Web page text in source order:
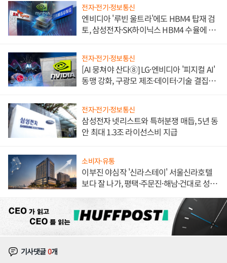
전자·전기·정보통신
엔비디아 '루빈 울트라'에도 HBM4 탑재 검
토, 삼성전자·SK하이닉스 HBM4 수율에 주
전자·전기·정보통신
[AI 뭉쳐야 산다⑧] LG·엔비디아 '피지컬 AI'
동맹 강화, 구광모 제조·데이터·기술 결집
전자·전기·정보통신
삼성전자 넷리스트와 특허분쟁 매듭, 5년 동
안 최대 1.3조 라이선스비 지급
소비자·유통
이부진 야심작 '신라스테이' 서울신라호텔
보다 잘 나가, 평택·주문진·해남·건대로 성
기사댓글0개